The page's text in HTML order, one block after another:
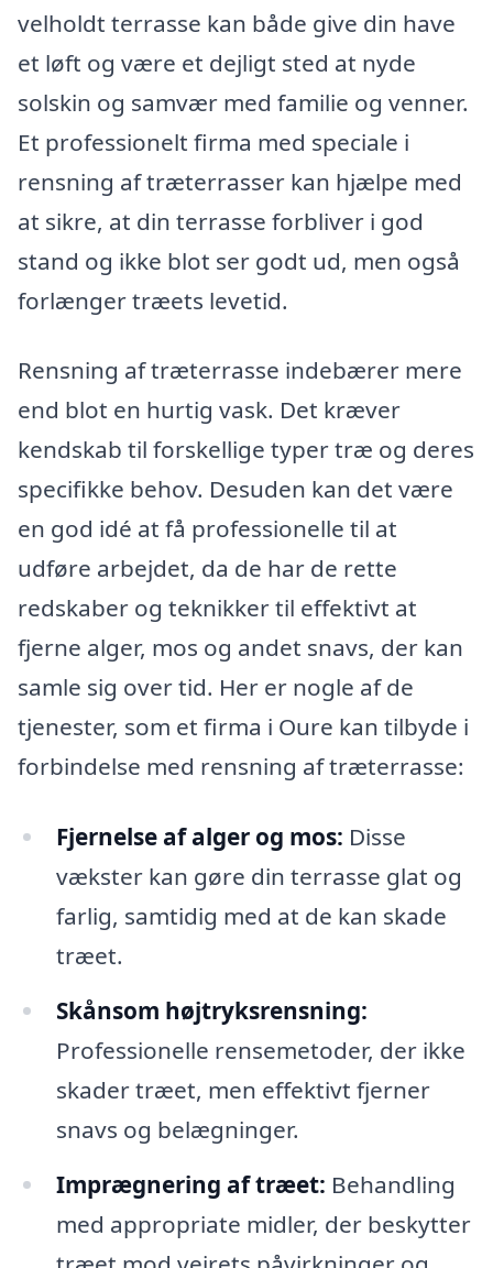
velholdt terrasse kan både give din have
et løft og være et dejligt sted at nyde
solskin og samvær med familie og venner.
Et professionelt firma med speciale i
rensning af træterrasser kan hjælpe med
at sikre, at din terrasse forbliver i god
stand og ikke blot ser godt ud, men også
forlænger træets levetid.
Rensning af træterrasse indebærer mere
end blot en hurtig vask. Det kræver
kendskab til forskellige typer træ og deres
specifikke behov. Desuden kan det være
en god idé at få professionelle til at
udføre arbejdet, da de har de rette
redskaber og teknikker til effektivt at
fjerne alger, mos og andet snavs, der kan
samle sig over tid. Her er nogle af de
tjenester, som et firma i Oure kan tilbyde i
forbindelse med rensning af træterrasse:
Fjernelse af alger og mos: Disse
vækster kan gøre din terrasse glat og
farlig, samtidig med at de kan skade
træet.
Skånsom højtryksrensning:
Professionelle rensemetoder, der ikke
skader træet, men effektivt fjerner
snavs og belægninger.
Imprægnering af træet: Behandling
med appropriate midler, der beskytter